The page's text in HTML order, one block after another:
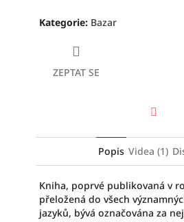
Kategorie: Bazar
ZEPTAT SE
Popis Videa (1)
Kniha, poprvé publikovaná v
přeložená do všech
jazyků, bývá označována za